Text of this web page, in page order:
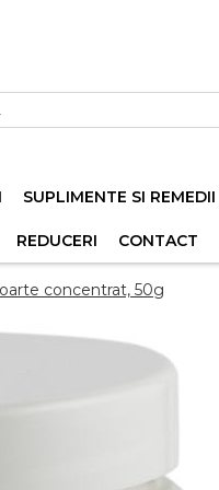
SUPLIMENTE SI REMEDII
REDUCERI CONTACT
concentrat, 50g